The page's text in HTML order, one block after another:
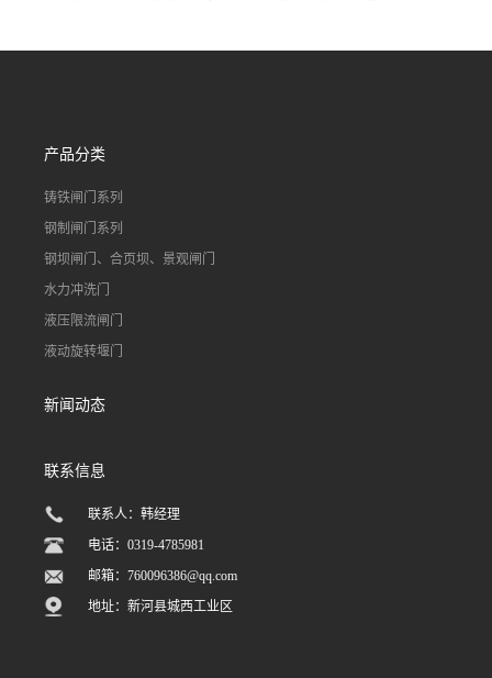
道水库电站污水处理钢制闸
产品分类
铸铁闸门系列
钢制闸门系列
钢坝闸门、合页坝、景观闸门
水力冲洗门
液压限流闸门
液动旋转堰门
新闻动态
联系信息
联系人：韩经理
电话：0319-4785981
邮箱：760096386@qq.com
地址：新河县城西工业区